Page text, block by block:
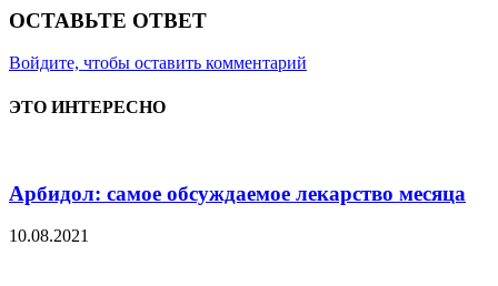
ОСТАВЬТЕ ОТВЕТ
Войдите, чтобы оставить комментарий
ЭТО ИНТЕРЕСНО
Арбидол: самое обсуждаемое лекарство месяца
10.08.2021